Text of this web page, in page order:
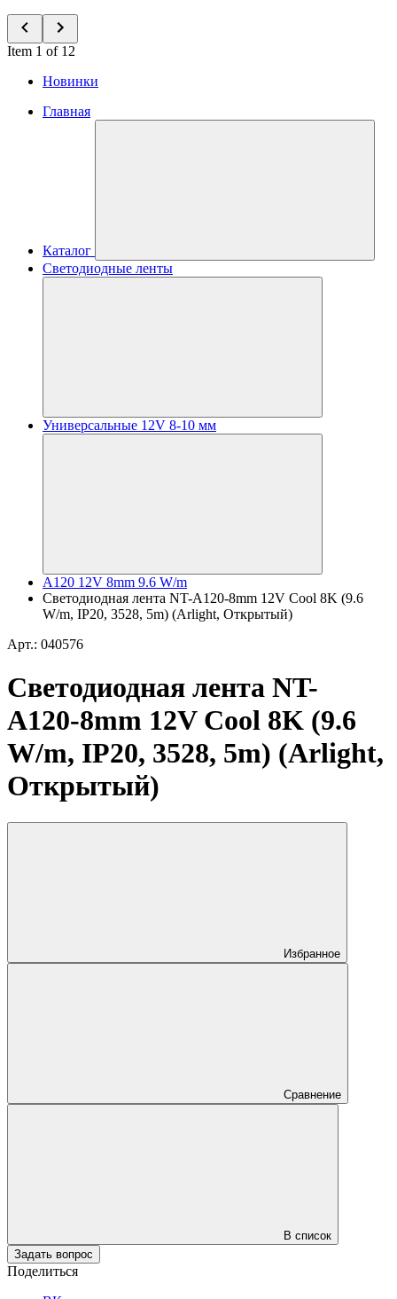
Item 1 of 12
Новинки
Главная
Каталог
Светодиодные ленты
Универсальные 12V 8-10 мм
A120 12V 8mm 9.6 W/m
Светодиодная лента NT-A120-8mm 12V Cool 8K (9.6
W/m, IP20, 3528, 5m) (Arlight, Открытый)
Арт.: 040576
Светодиодная лента NT-
A120-8mm 12V Cool 8K (9.6
W/m, IP20, 3528, 5m) (Arlight,
Открытый)
Избранное
Сравнение
В список
Задать вопрос
Поделиться